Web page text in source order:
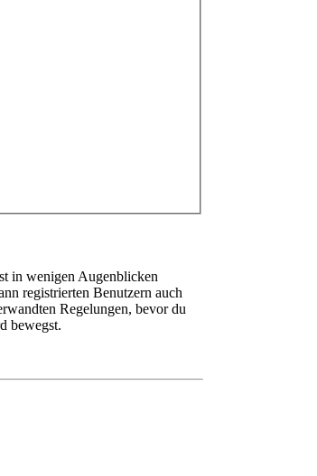
in wenigen Augenblicken
registrierten Benutzern auch
Regelungen, bevor du
bewegst.